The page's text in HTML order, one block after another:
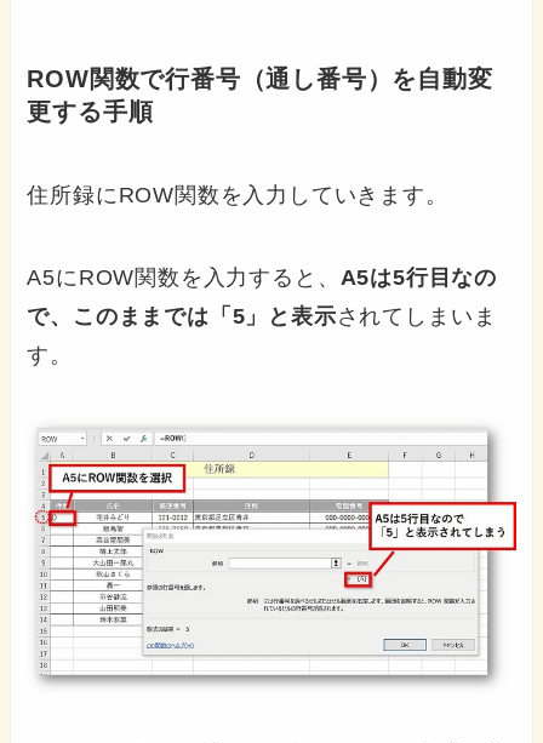
ROW関数で行番号（通し番号）を自動変
更する手順
住所録にROW関数を入力していきます。
A5にROW関数を入力すると、 A5は5行目なの
で、このままでは「5」と表示されてしまいま
す。